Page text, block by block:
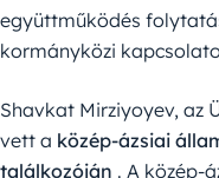
együttműködés
kormányközi
Shavkat Mirziyoyev, az
vett a közép-ázsiai
találkozóján . A közép-